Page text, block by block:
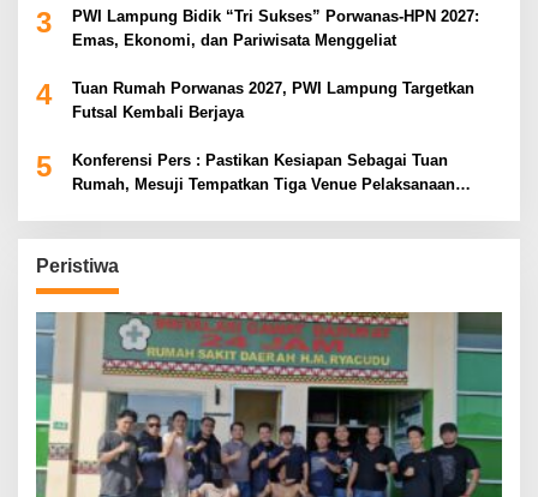
3
PWI Lampung Bidik “Tri Sukses” Porwanas-HPN 2027:
Emas, Ekonomi, dan Pariwisata Menggeliat
4
Tuan Rumah Porwanas 2027, PWI Lampung Targetkan
Futsal Kembali Berjaya
5
Konferensi Pers : Pastikan Kesiapan Sebagai Tuan
Rumah, Mesuji Tempatkan Tiga Venue Pelaksanaan
Peristiwa